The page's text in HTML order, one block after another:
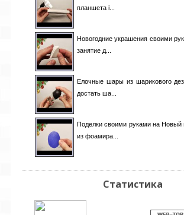
планшета i...
Новогодние украшения своими
занятие д...
Елочные шары из шарикового
достать ша...
Поделки своими руками на
из фоамира...
Статистика